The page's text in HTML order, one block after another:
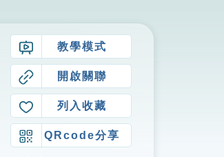
教學模式
開啟關聯
列入收藏
QRcode分享